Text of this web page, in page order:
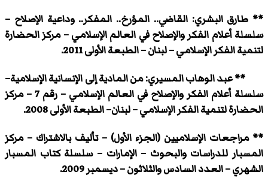
** طارق البشري: القاضي.. المؤرخ.. المفكر.. وداعية الإصلاح –
سلسلة أعلام الفكر والإصلاح في العالم الإسلامي – مركز الحضارة
لتنمية الفكر الإسلامي – لبنان – الطبعة الأولى 2011.
** عبد الوهاب المسيري: من المادية إلى الإنسانية الإسلامية–
سلسلة أعلام الفكر والإصلاح في العالم الإسلامي – رقم 7 – مركز
الحضارة لتنمية الفكر الإسلامي – لبنان– الطبعة الأولى 2008.
** مراجعات الإسلاميين (الجزء الأول) – تأليف بالاشتراك – مركز
المسبار للدراسات والبحوث – الإمارات – سلسلة كتاب المسبار
الشهري – العدد السادس والثلاثون – ديسمبر 2009.